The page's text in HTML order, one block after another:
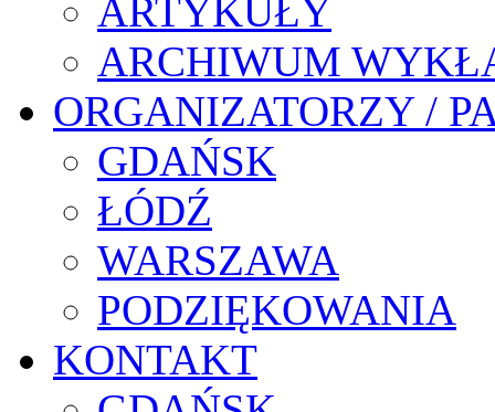
ARTYKUŁY
ARCHIWUM
ORGANIZATORZY /
GDAŃSK
ŁÓDŹ
WARSZAWA
PODZIĘKOWANIA
KONTAKT